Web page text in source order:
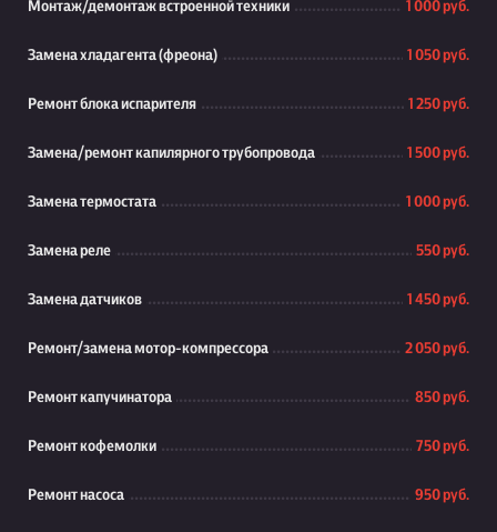
Монтаж/демонтаж встроенной техники 1 000 руб.
Замена хладагента (фреона) 1 050 руб.
Ремонт блока испарителя 1 250 руб.
Замена/ремонт капилярного трубопровода 1 500 руб.
Замена термостата 1 000 руб.
Замена реле 550 руб.
Замена датчиков 1 450 руб.
Ремонт/замена мотор-компрессора 2 050 руб.
Ремонт капучинатора 850 руб.
Ремонт кофемолки 750 руб.
Ремонт насоса 950 руб.